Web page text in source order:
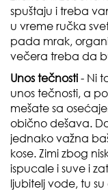
spuštaju i treba
u vreme ručka
pada mrak,
večera treba da
Unos tečnosti- Ni
unos tečnosti, a
mešate sa
obično dešava.
jednako važna
kose. Zimi zbog
ispucale i suve i
ljubitelj vode, tu